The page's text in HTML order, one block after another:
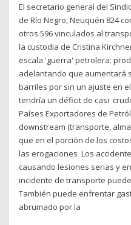
El secretario general del
de Río Negro, Neuquén 824
otros 596 vinculados al
la custodia de Cristina
escala 'guerra' petrolera:
adelantando que aumentará
barriles por sin un ajuste en
tendría un déficit de casi
Países Exportadores de
downstream (transporte,
que en el porción de los
las erogaciones Los
causando lesiones serias y
incidente de transporte
También puede enfrentar
abrumado por la